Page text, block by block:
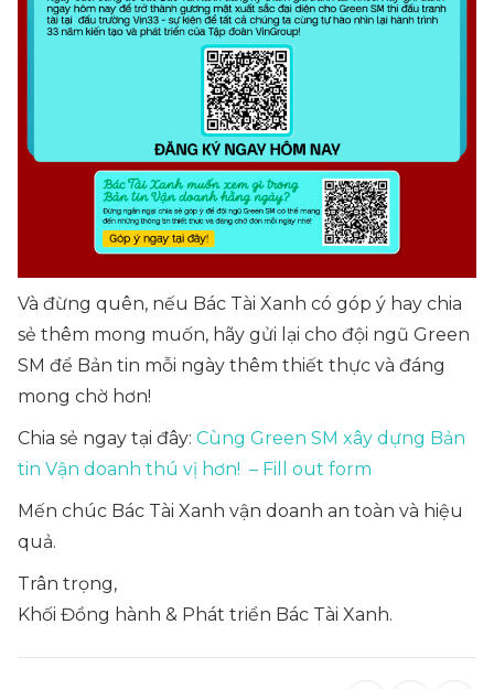
Và đừng quên, nếu Bác Tài Xanh có góp ý hay chia
sẻ thêm mong muốn, hãy gửi lại cho đội ngũ Green
SM để Bản tin mỗi ngày thêm thiết thực và đáng
mong chờ hơn!
Chia sẻ ngay tại đây: Cùng Green SM xây dựng Bản
tin Vận doanh thú vị hơn! – Fill out form
Mến chúc Bác Tài Xanh vận doanh an toàn và hiệu
quả.
Trân trọng,
Khối Đồng hành & Phát triển Bác Tài Xanh.